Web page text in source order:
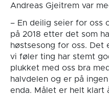
Andreas Gjeitrem var
– En deilig seier for oss
på 2018 etter det som
høstsesong for oss. Det
vi føler ting har stemt
plukket med oss bra
halvdelen og er på
enda. Målet er helt klart